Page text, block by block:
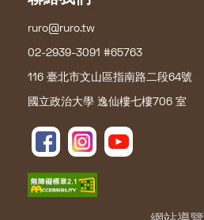
ruro@ruro.tw
02-2939-3091 #65763
116 臺北市文山區指南路二段64號
國立政治大學 逸仙樓七樓706 室